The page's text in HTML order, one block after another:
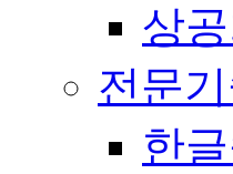
상
전문
한